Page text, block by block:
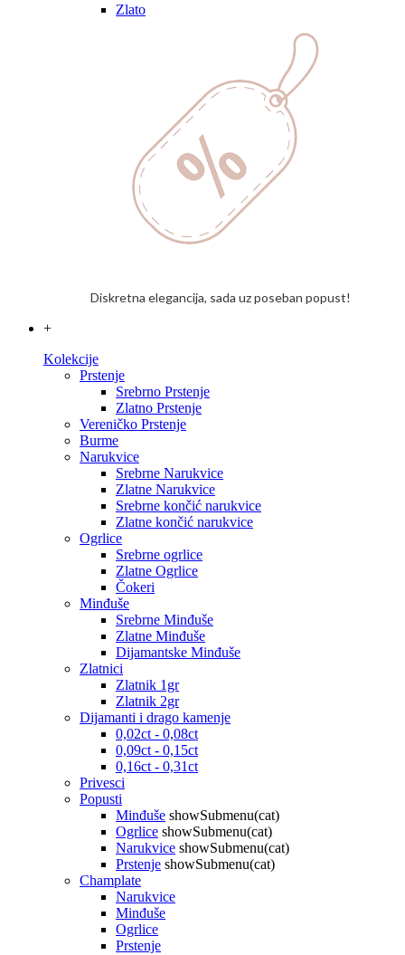
Zlato
Diskretna elegancija, sada uz poseban popust!
+
Kolekcije
Prstenje
Srebrno Prstenje
Zlatno Prstenje
Vereničko Prstenje
Burme
Narukvice
Srebrne Narukvice
Zlatne Narukvice
Srebrne končić narukvice
Zlatne končić narukvice
Ogrlice
Srebrne ogrlice
Zlatne Ogrlice
Čokeri
Minđuše
Srebrne Minđuše
Zlatne Minđuše
Dijamantske Minđuše
Zlatnici
Zlatnik 1gr
Zlatnik 2gr
Dijamanti i drago kamenje
0,02ct - 0,08ct
0,09ct - 0,15ct
0,16ct - 0,31ct
Privesci
Popusti
Minđuše showSubmenu(cat)
Ogrlice showSubmenu(cat)
Narukvice showSubmenu(cat)
Prstenje showSubmenu(cat)
Champlate
Narukvice
Minđuše
Ogrlice
Prstenje